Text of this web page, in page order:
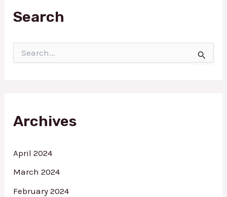
Search
e
o
Archives
April 2024
March 2024
February 2024